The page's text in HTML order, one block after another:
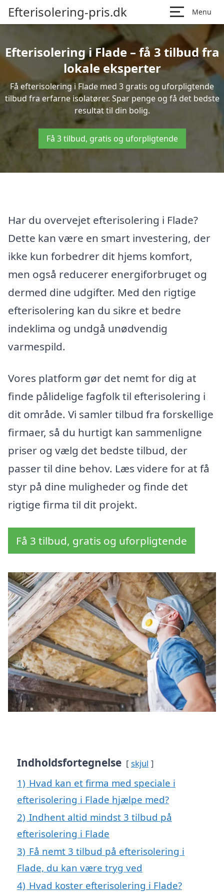
Efterisolering-pris.dk Menu
Efterisolering i Flade – få 3 tilbud fra
lokale eksperter
Få efterisolering i Flade med 3 gratis og uforpligtende
tilbud fra erfarne isolatører. Spar penge og få det bedste
resultat til din bolig.
Få 3 tilbud, gratis og uforpligtende
Har du overvejet efterisolering i Flade?
Dette kan være en smart investering, der
ikke kun forbedrer dit hjems komfort,
men også reducerer energiforbruget og
dermed dine udgifter. Med den rigtige
efterisolering kan du sikre et bedre
indeklima og undgå unødvendig
varmespild.
Vores platform gør det nemt for dig at
finde pålidelige fagfolk til efterisolering i
dit område. Vi samler tilbud fra forskellige
firmaer, så du hurtigt kan sammenligne
priser og vælg det bedste tilbud, der
passer til dine behov. Læs videre for at få
styr på dine muligheder og finde det
rigtige firma til dit projekt.
Få 3 tilbud, gratis og uforpligtende
Indholdsfortegnelse skjul
1) Hvad kan et firma med speciale i
efterisolering i Flade hjælpe med?
2) Indhent altid mindst 3 tilbud på
efterisolering i Flade
3) Få nemt 3 tilbud på efterisolering i
Flade, du kan være tryg ved
4) Hvad koster efterisolering i Flade?